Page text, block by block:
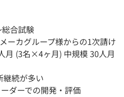
合試験
ーカグループ様からの1次請け
月 (3名×4ヶ月) 中規模 30人月
継続が多い
ダーでの開発・評価